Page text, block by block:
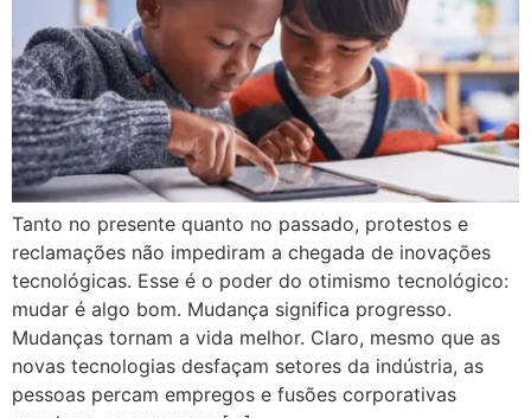
Tanto no presente quanto no passado, protestos e
reclamações não impediram a chegada de inovações
tecnológicas. Esse é o poder do otimismo tecnológico:
mudar é algo bom. Mudança significa progresso.
Mudanças tornam a vida melhor. Claro, mesmo que as
novas tecnologias desfaçam setores da indústria, as
pessoas percam empregos e fusões corporativas